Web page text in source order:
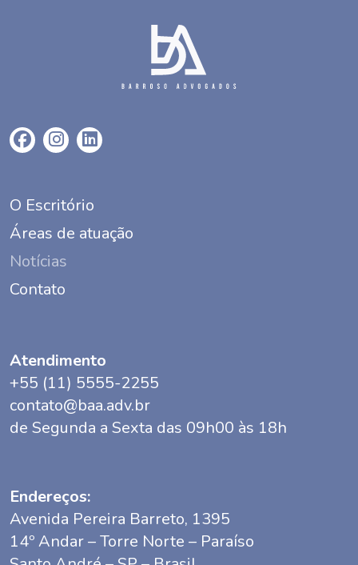
O Escritório
Áreas de atuação
Notícias
Contato
Atendimento
+55 (11) 5555-2255
contato@baa.adv.br
de Segunda a Sexta das 09h00 às 18h
Endereços:
Avenida Pereira Barreto, 1395
14º Andar – Torre Norte – Paraíso